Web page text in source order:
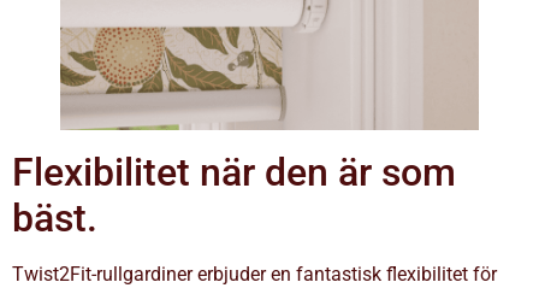
Flexibilitet när den är som
bäst.
Twist2Fit-rullgardiner erbjuder en fantastisk flexibilitet för